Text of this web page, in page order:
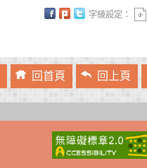
字級設定：
回首頁 回上頁